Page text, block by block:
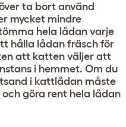
ta bort använd
mycket mindre
hela lådan varje
hålla lådan fräsch för
att katten väljer att
i hemmet. Om du
i kattlådan måste
göra rent hela lådan